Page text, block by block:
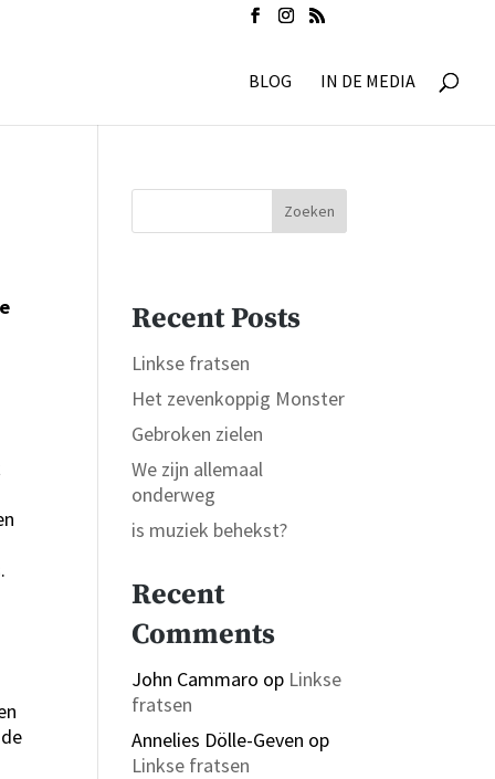
BLOG IN DE MEDIA
Zoeken
Recent Posts
Linkse fratsen
Het zevenkoppig Monster
Gebroken zielen
We zijn allemaal
onderweg
is muziek behekst?
Recent
Comments
John Cammaro op Linkse
fratsen
Annelies Dölle-Geven op
Linkse fratsen